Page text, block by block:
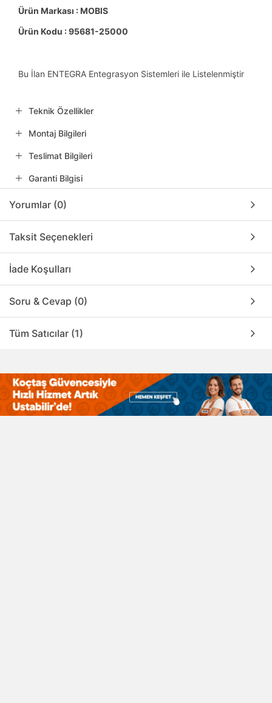
Ürün Markası : MOBIS
Ürün Kodu : 95681-25000
Bu İlan ENTEGRA Entegrasyon Sistemleri ile Listelenmiştir
Teknik Özellikler
Montaj Bilgileri
Teslimat Bilgileri
Garanti Bilgisi
Yorumlar (0)
Taksit Seçenekleri
İade Koşulları
Soru & Cevap (0)
Tüm Satıcılar (1)